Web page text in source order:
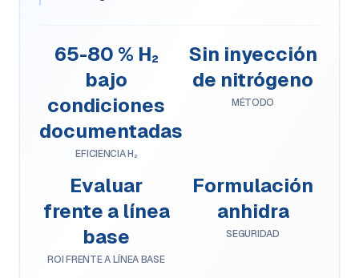
65-80 % H₂
bajo
condiciones
documentadas
EFICIENCIA H₂
Sin inyección
de nitrógeno
MÉTODO
Evaluar
frente a línea
base
ROI FRENTE A LÍNEA BASE
Formulación
anhidra
SEGURIDAD